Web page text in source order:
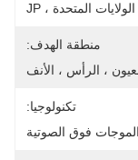
الولايات المتحدة ، JP
منطقة الهدف:
، الرأس ، الأنف
تكنولوجيا: